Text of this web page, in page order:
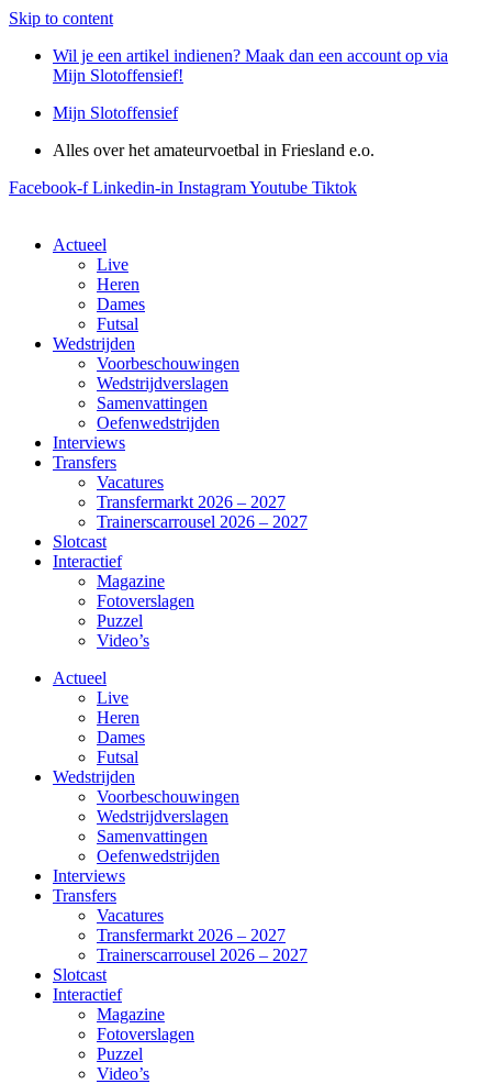
Skip to content
Wil je een artikel indienen? Maak dan een account op via
Mijn Slotoffensief!
Mijn Slotoffensief
Alles over het amateurvoetbal in Friesland e.o.
Facebook-f Linkedin-in InstagramYoutube Tiktok
Actueel
Live
Heren
Dames
Futsal
Wedstrijden
Voorbeschouwingen
Wedstrijdverslagen
Samenvattingen
Oefenwedstrijden
Interviews
Transfers
Vacatures
Transfermarkt 2026 – 2027
Trainerscarrousel 2026 – 2027
Slotcast
Interactief
Magazine
Fotoverslagen
Puzzel
Video’s
Actueel
Live
Heren
Dames
Futsal
Wedstrijden
Voorbeschouwingen
Wedstrijdverslagen
Samenvattingen
Oefenwedstrijden
Interviews
Transfers
Vacatures
Transfermarkt 2026 – 2027
Trainerscarrousel 2026 – 2027
Slotcast
Interactief
Magazine
Fotoverslagen
Puzzel
Video’s